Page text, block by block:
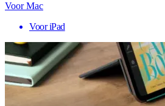
Voor Mac
Voor iPad